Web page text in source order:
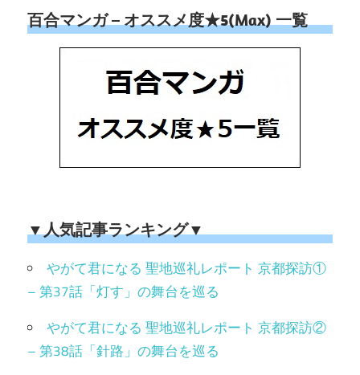
百合マンガ – オススメ度★5(Max) 一覧
▼人気記事ランキング▼
やがて君になる 聖地巡礼レポート 京都探訪①
– 第37話「灯す」の舞台を巡る
やがて君になる 聖地巡礼レポート 京都探訪②
– 第38話「針路」の舞台を巡る